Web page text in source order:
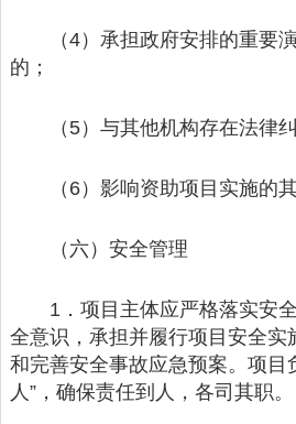
（4）承担政府安排的重要
的；
（5）与其他机构存在法律
（6）影响资助项目实施的
（六）安全管理
1．项目主体应严格落实安
全意识，承担并履行项目安全实
和完善安全事故应急预案。项目
人”，确保责任到人，各司其职。